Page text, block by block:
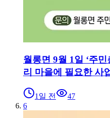
월롱면 9월 1일 ‘주
리 마을에 필요한 사
1일 전
47
6